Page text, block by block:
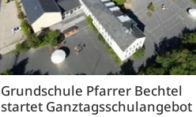
Grundschule Pfarrer Bechtel
startet Ganztagsschulangebot